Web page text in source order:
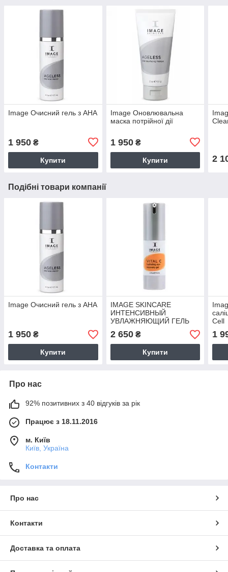
Image Очисний гель з АНА
1 950 ₴
Купити
Image Оновлювальна
маска потрійної дії
1 950₴
Купити 2
Подібні товари компанії
Image Очисний гель з АНА
1 950 ₴
Купити
IMAGE SKINCARE
ИНТЕНСИВНЫЙ
УВЛАЖНЯЮЩИЙ ГЕЛЬ
ДЛЯ ВЕК Vital C Hydrating
Eye Recovery Gel
2 650₴
Купити
Cell
1
Про нас
92% позитивних з 40 відгуків за рік
Працює з 18.11.2016
м. Київ
Київ, Україна
Контакти
Про нас
Контакти
Доставка та оплата